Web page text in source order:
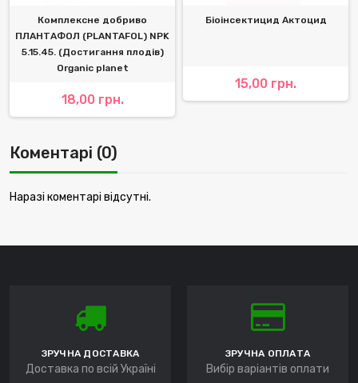
Комплексне добриво
ПЛАНТАФОЛ (PLANTAFOL) NPK
5.15.45. (Достигання плодів)
Organic planet
18,00 грн.
Біоінсектицид Актоцид
15,00 грн.
Коментарі (0)
Наразі коментарі відсутні.
ЗРУЧНА ДОСТАВКА
Доставка по всій Україні
ЗРУЧНА ОПЛАТА
Вибір варіантів оплати